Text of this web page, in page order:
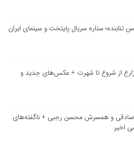
تنابنده؛ ستاره سریال پایتخت و سینمای ایران
زارع از شروع تا شهرت + عکس‌های جدید و
صادقی و همسرش محسن رجبی + ناگفته‌های
اخیر